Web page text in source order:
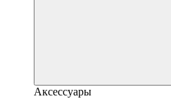
Аксессуары